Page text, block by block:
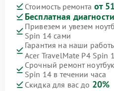
Стоимость ремонта от
Бесплатная
Привезем и увезем
Spin 14 сами
Гарантия на наши
Acer TravelMate P4 Spin
Срочный ремонт
Spin 14 в течении часа
Скидка для вас до 20%